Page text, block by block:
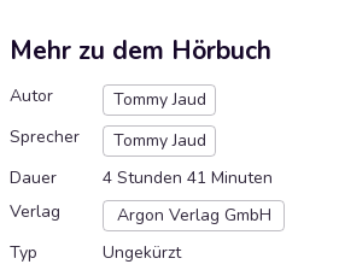
Mehr zu dem Hörbuch
Autor
Tommy Jaud
Sprecher
Tommy Jaud
Dauer
4 Stunden 41 Minuten
Verlag
Argon Verlag GmbH
Typ
Ungekürzt